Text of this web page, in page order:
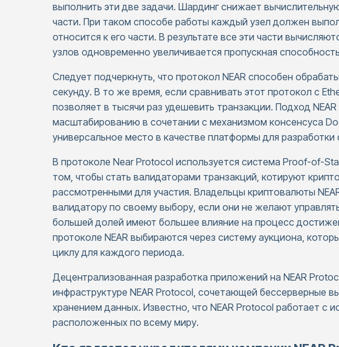
выполнить эти две задачи. Шардинг снижает
части. При таком способе работы каждый узел должен
относится к его части. В результате все эти части
узлов одновременно увеличивается пропускная
Следует подчеркнуть, что протокол NEAR способен
секунду. В то же время, если сравнивать этот протокол с
позволяет в тысячи раз удешевить транзакции. Подход
масштабированию в сочетании с механизмом консенсуса
универсальное место в качестве платформы для разработки
В протоколе Near Protocol используется система Proof-of-
том, чтобы стать валидаторами транзакций, котируют
рассмотренными для участия. Владельцы криптовалюты
валидатору по своему выбору, если они не желают
большей долей имеют большее влияние на процесс
протоколе NEAR выбираются через систему аукциона,
циклу для каждого периода.
Децентрализованная разработка приложений на NEAR
инфраструктуре NEAR Protocol, сочетающей бессерверные
хранением данных. Известно, что NEAR Protocol работает с
расположенных по всему миру.